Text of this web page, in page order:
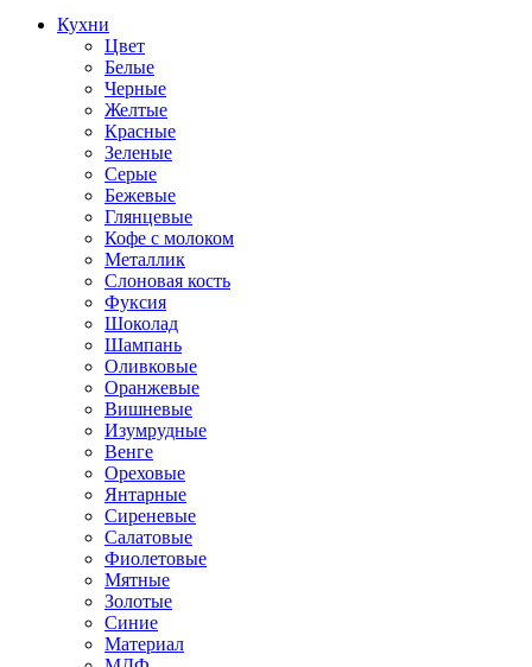
Кухни
Цвет
Белые
Черные
Желтые
Красные
Зеленые
Серые
Бежевые
Глянцевые
Кофе с молоком
Металлик
Слоновая кость
Фуксия
Шоколад
Шампань
Оливковые
Оранжевые
Вишневые
Изумрудные
Венге
Ореховые
Янтарные
Сиреневые
Салатовые
Фиолетовые
Мятные
Золотые
Синие
Материал